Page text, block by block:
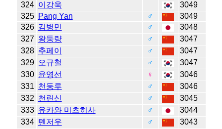
324 이강욱
3049
325 Pang Yan ♂
3049
326 김병민 ♂
3048
327 왕둥량 ♂
3047
328 추페이 ♂
3047
329 오규철 ♂
3047
330 윤영선 ♀
3046
331 천둥루 ♂
3046
332 천린신 ♂
3045
333 유카와 미츠히사 ♂
3044
334 톈저우 ♂
3043